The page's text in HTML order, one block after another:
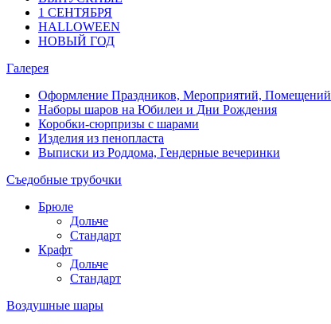
1 СЕНТЯБРЯ
HALLOWEEN
НОВЫЙ ГОД
Галерея
Оформление Праздников, Мероприятий, Помещений
Наборы шаров на Юбилеи и Дни Рождения
Коробки-сюрпризы с шарами
Изделия из пенопласта
Выписки из Роддома, Гендерные вечеринки
Съедобные трубочки
Брюле
Дольче
Стандарт
Крафт
Дольче
Стандарт
Воздушные шары